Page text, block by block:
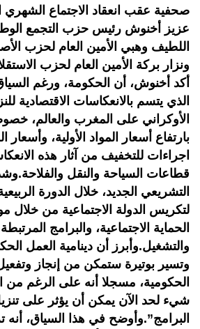
صحفية عقب انعقاد الاجتماع الشهري
عزيز أخنوش رئيس حزب التجمع
اللطيف وهبي الأمين العام لحزب
ونزار بركة الأمين العام لحزب
أكد أخنوش، أن الحكومة، ورغم
الذي يتسم بالانعكاسات الاقتصادية
الأوكراني على المغرب والعالم،
بارتفاع أسعار المواد الأولية،
اجراءات للتخفيف من آثار هذه
قطاعات السياحة والنقل
التشريعي الجديد، خلال الدورة
لتكريس الدولة الاجتماعية من خلال
الحماية الاجتماعية، والبرامج
والتشغيل.وأبرز أن دينامية العمل
وتسير بوتيرة ستمكن من إنجاز
الحكومية، مسجلا أنه على الرغم من
شيء لحد الآن يمكن أن يؤثر على
البرامج”.وأوضح في هذا السياق، أنه